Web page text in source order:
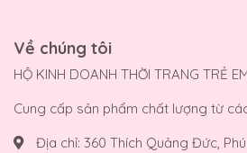
Về chúng tôi
HỘ KINH DOANH THỜI TRANG TRẺ
Cung cấp sản phẩm chất lượng từ
Địa chỉ: 360 Thích Quảng Đức,